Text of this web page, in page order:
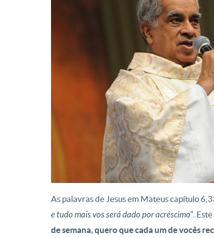
As palavras de Jesus em Mateus capítulo
e tudo mais vos será dado por acréscimo”.
de semana, quero que cada um de vocês